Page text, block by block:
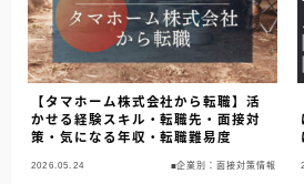
【タマホーム株式会社から転職】活
かせる経験スキル・転職先・面接対
策・気になる年収・転職難易度
2026.05.24 ■企業別：面接対策情報